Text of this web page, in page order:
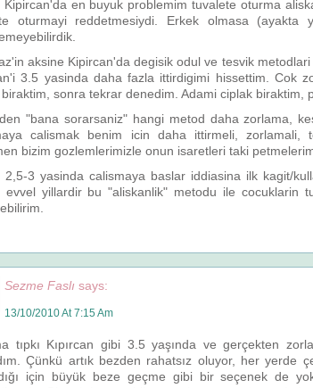
Kipircan'da en buyuk problemim tuvalete oturma
oturmayi reddetmesiydi. Erkek olmasa
aksine Kipircan'da degisik odul ve tesvik
3.5 yasinda daha fazla ittirdigimi hissettim. Cok
sonra tekrar denedim. Adami ciplak biraktim,
"bana sorarsaniz" hangi metod daha zorlama,
calismak benim icin daha ittirmeli, zorlamali,
bizim gozlemlerimizle onun isaretleri taki
2,5-3 yasinda calismaya baslar iddiasina ilk kagit/
evvel yillardir bu "aliskanlik" metodu ile cocuklarin
Sezme Faslı says:
13/10/2010 At 7:15 Am
tıpkı Kıpırcan gibi 3.5 yaşında ve gerçekten
Çünkü artık bezden rahatsız oluyor, her yerde
için büyük beze geçme gibi bir seçenek de